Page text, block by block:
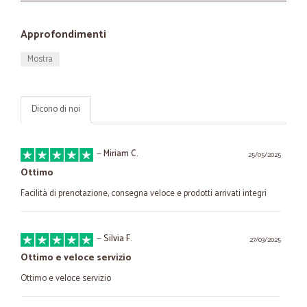
Approfondimenti
Mostra
Dicono di noi
25/05/2025
—Miriam C.
Ottimo
Facilità di prenotazione, consegna veloce e prodotti arrivati integri
27/03/2025
—Silvia F.
Ottimo e veloce servizio
Ottimo e veloce servizio